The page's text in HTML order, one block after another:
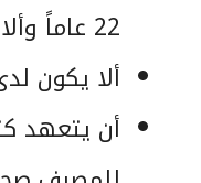
22 عاماً وألا يزيد عن 65 عاماً.
ألا يكون
أن يتعهد